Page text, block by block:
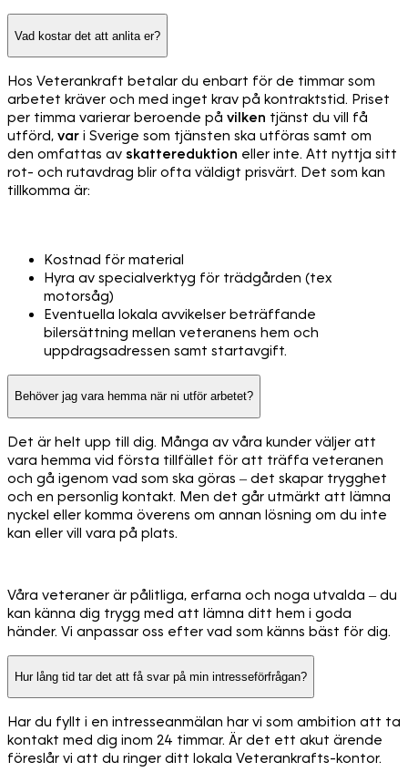
Vad kostar det att anlita er?
Hos Veterankraft betalar du enbart för de timmar som
arbetet kräver och med inget krav på kontraktstid. Priset
per timma varierar beroende på vilken tjänst du vill få
utförd, var i Sverige som tjänsten ska utföras samt om
den omfattas av skattereduktion eller inte. Att nyttja sitt
rot- och rutavdrag blir ofta väldigt prisvärt. Det som kan
tillkomma är:
Kostnad för material
Hyra av specialverktyg för trädgården (tex
motorsåg)
Eventuella lokala avvikelser beträffande
bilersättning mellan veteranens hem och
uppdragsadressen samt startavgift.
Behöver jag vara hemma när ni utför arbetet?
Det är helt upp till dig. Många av våra kunder väljer att
vara hemma vid första tillfället för att träffa veteranen
och gå igenom vad som ska göras – det skapar trygghet
och en personlig kontakt. Men det går utmärkt att lämna
nyckel eller komma överens om annan lösning om du inte
kan eller vill vara på plats.
Våra veteraner är pålitliga, erfarna och noga utvalda – du
kan känna dig trygg med att lämna ditt hem i goda
händer. Vi anpassar oss efter vad som känns bäst för dig.
Hur lång tid tar det att få svar på min intresseförfrågan?
Har du fyllt i en intresseanmälan har vi som ambition att ta
kontakt med dig inom 24 timmar. Är det ett akut ärende
föreslår vi att du ringer ditt lokala Veterankrafts-kontor.